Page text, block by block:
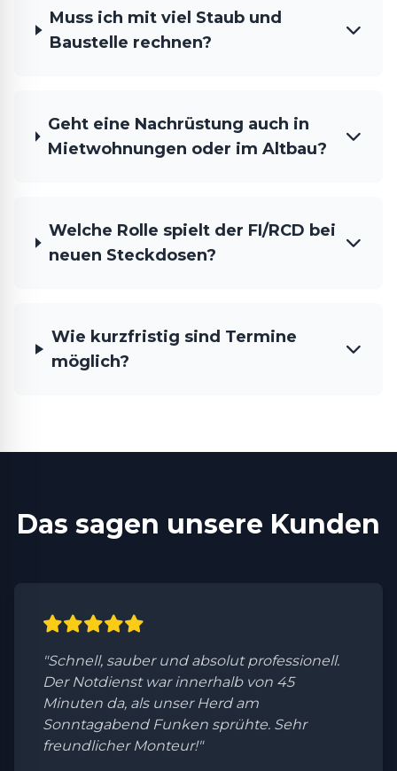
Muss ich mit viel Staub und
Baustelle rechnen?
Geht eine Nachrüstung auch in
Mietwohnungen oder im Altbau?
Welche Rolle spielt der FI/RCD bei
neuen Steckdosen?
Wie kurzfristig sind Termine
möglich?
Das sagen unsere Kunden
"Schnell, sauber und absolut professionell.
Der Notdienst war innerhalb von 45
Minuten da, als unser Herd am
Sonntagabend Funken sprühte. Sehr
freundlicher Monteur!"